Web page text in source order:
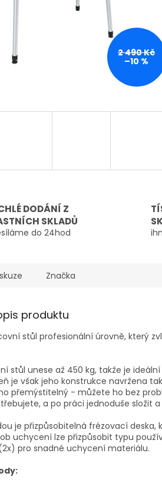
2 490 Kč
–10 %
DODÁNÍ Z
SKLADŮ
do 24hod
Značka
produktu
stůl profesionální úrovně, který
stůl unese až 450 kg, takže je
je však jeho konstrukce navržena
přemýstitelný - můžete ho bez
a po práci jednoduše složit a
je přizpůsobitelná frézovací
uchycení lze přizpůsobit typu
pro snadné uchycení materiálu.